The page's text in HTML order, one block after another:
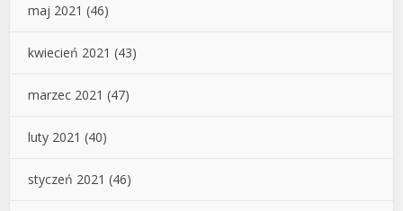
maj 2021 (46)
kwiecień 2021 (43)
marzec 2021 (47)
luty 2021 (40)
styczeń 2021 (46)